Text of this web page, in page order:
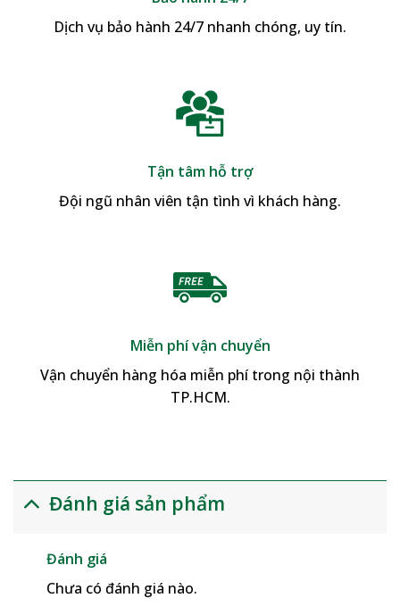
Dịch vụ bảo hành 24/7 nhanh chóng, uy tín.
Tận tâm hỗ trợ
Đội ngũ nhân viên tận tình vì khách hàng.
Miễn phí vận chuyển
Vận chuyển hàng hóa miễn phí trong nội thành
TP.HCM.
Đánh giá sản phẩm
Đánh giá
Chưa có đánh giá nào.